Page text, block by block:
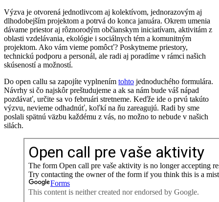
Výzva je otvorená jednotlivcom aj kolektívom, jednorazovým aj
dlhodobejším projektom a potrvá do konca januára. Okrem umenia
dávame priestor aj rôznorodým občianskym iniciatívam, aktivitám z
oblasti vzdelávania, ekológie i sociálnych tém a komunitným
projektom. Ako vám vieme pomôcť? Poskytneme priestory,
technickú podporu a personál, ale radi aj poradíme v rámci našich
skúseností a možností.
Do open callu sa zapojíte vyplnením tohto jednoduchého formulára.
Návrhy si čo najskôr preštudujeme a ak sa nám bude váš nápad
pozdávať, určite sa vo februári stretneme. Keďže ide o prvú takúto
výzvu, nevieme odhadnúť, koľkí na ňu zareagujú. Radi by sme
poslali spätnú väzbu každému z vás, no možno to nebude v našich
silách.